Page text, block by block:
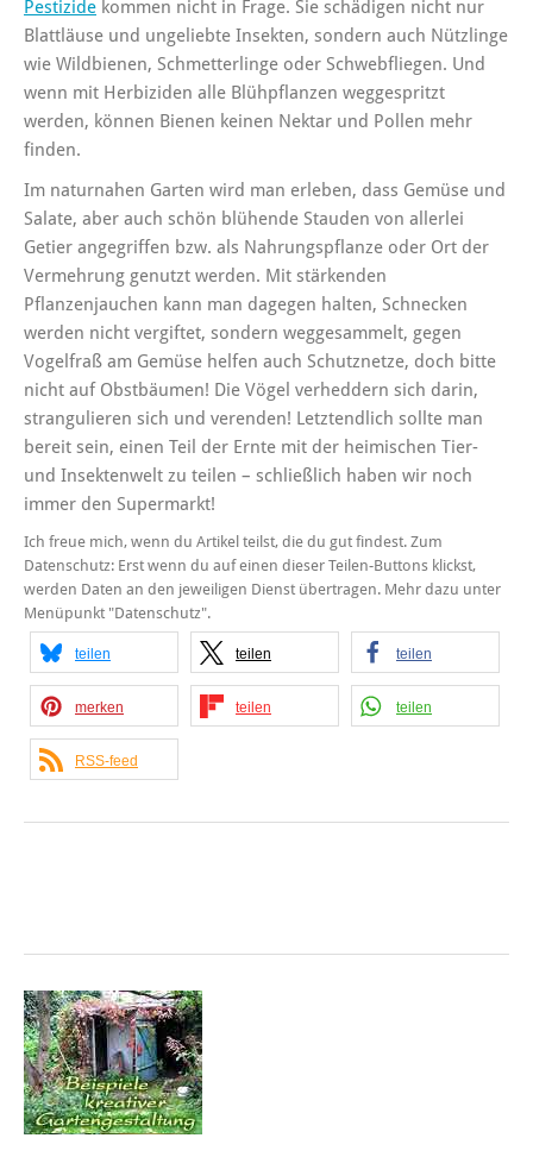
Pestizide kommen nicht in Frage. Sie schädigen nicht nur
Blattläuse und ungeliebte Insekten, sondern auch Nützlinge
wie Wildbienen, Schmetterlinge oder Schwebfliegen. Und
wenn mit Herbiziden alle Blühpflanzen weggespritzt
werden, können Bienen keinen Nektar und Pollen mehr
finden.
Im naturnahen Garten wird man erleben, dass Gemüse und
Salate, aber auch schön blühende Stauden von allerlei
Getier angegriffen bzw. als Nahrungspflanze oder Ort der
Vermehrung genutzt werden. Mit stärkenden
Pflanzenjauchen kann man dagegen halten, Schnecken
werden nicht vergiftet, sondern weggesammelt, gegen
Vogelfraß am Gemüse helfen auch Schutznetze, doch bitte
nicht auf Obstbäumen! Die Vögel verheddern sich darin,
strangulieren sich und verenden! Letztendlich sollte man
bereit sein, einen Teil der Ernte mit der heimischen Tier-
und Insektenwelt zu teilen – schließlich haben wir noch
immer den Supermarkt!
Ich freue mich, wenn du Artikel teilst, die du gut findest. Zum
Datenschutz: Erst wenn du auf einen dieser Teilen-Buttons klickst,
werden Daten an den jeweiligen Dienst übertragen. Mehr dazu unter
Menüpunkt "Datenschutz".
teilen teilen teilen
merken teilen teilen
RSS-feed